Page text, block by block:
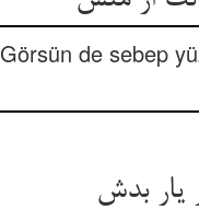
Görsün de sebep